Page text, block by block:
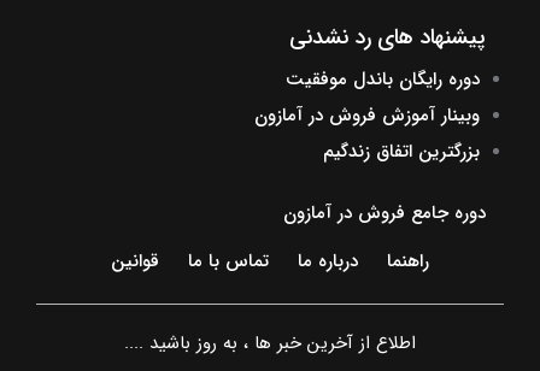
پیشنهاد های رد نشدنی
دوره رایگان باندل موفقیت
وبینار آموزش فروش در آمازون
بزرگترین اتفاق زندگیم
دوره جامع فروش در آمازون
راهنما
درباره ما تماس با ما قوانین
اطلاع از آخرین خبر ها ، به روز باشید ....